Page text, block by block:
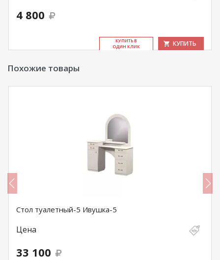
4 800
КУ­ПИТЬ В
ОДИН КЛИК
КУПИТЬ
Похожие товары
Стол туалетный-5 Ивушка-5
Цена
33 100